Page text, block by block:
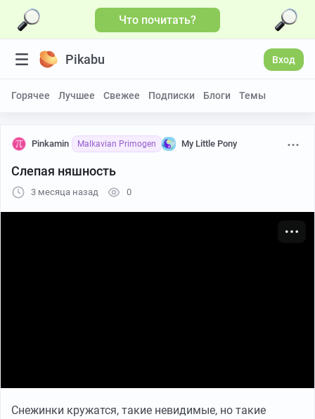
Что почитать?
Pikabu Вход
Горячее Лучшее Свежее Подписки Блоги Темы
Pinkamin Malkavian Primogen My Little Pony
Слепая няшность
3 месяца назад 0
Снежинки кружатся, такие невидимые, но такие
Больше видео